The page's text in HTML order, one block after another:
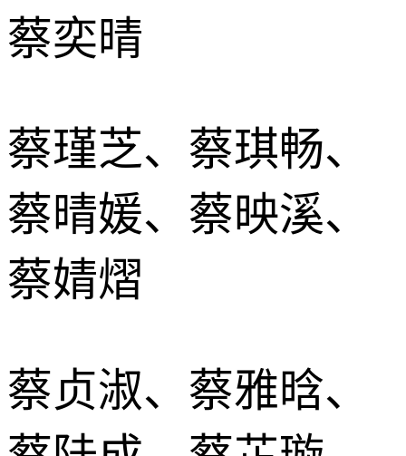
蔡奕晴
蔡瑾芝、蔡琪畅、
蔡晴媛、蔡映溪、
蔡婧熠
蔡贞淑、蔡雅晗、